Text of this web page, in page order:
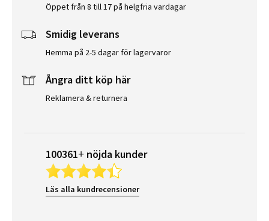
Öppet från 8 till 17 på helgfria vardagar
Smidig leverans
Hemma på 2-5 dagar för lagervaror
Ångra ditt köp här
Reklamera & returnera
100361+ nöjda kunder
Läs alla kundrecensioner